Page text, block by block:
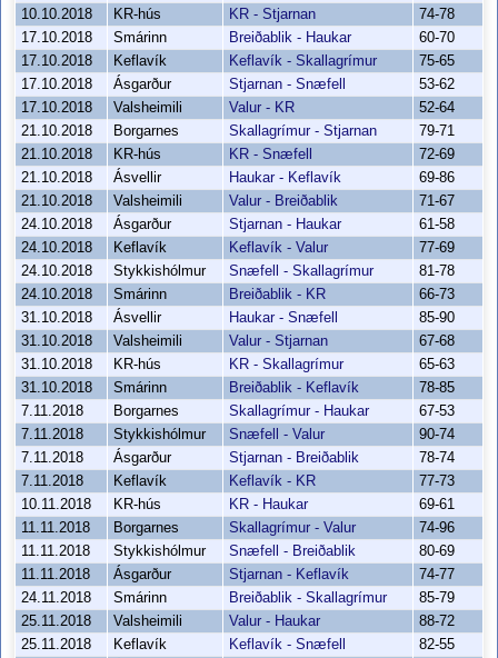
10.10.2018
KR-hús KR - Stjarnan
74-78
17.10.2018
Smárinn Breiðablik - Haukar
60-70
17.10.2018
Keflavík Keflavík - Skallagrímur
75-65
17.10.2018
Ásgarður Stjarnan - Snæfell
53-62
17.10.2018
Valsheimili Valur - KR
52-64
21.10.2018
Borgarnes Skallagrímur - Stjarnan
79-71
21.10.2018
KR-hús KR - Snæfell
72-69
21.10.2018
Ásvellir Haukar - Keflavík
69-86
21.10.2018
Valsheimili Valur - Breiðablik
71-67
24.10.2018
Ásgarður Stjarnan - Haukar
61-58
24.10.2018
Keflavík Keflavík - Valur
77-69
24.10.2018
Stykkishólmur Snæfell - Skallagrímur
81-78
24.10.2018
Smárinn Breiðablik - KR
66-73
31.10.2018
Ásvellir Haukar - Snæfell
85-90
31.10.2018
Valsheimili Valur - Stjarnan
67-68
31.10.2018
KR-hús KR - Skallagrímur
65-63
31.10.2018
Smárinn Breiðablik - Keflavík
78-85
7.11.2018
Borgarnes Skallagrímur - Haukar
67-53
7.11.2018
Stykkishólmur Snæfell - Valur
90-74
7.11.2018
Ásgarður Stjarnan - Breiðablik
78-74
7.11.2018
Keflavík Keflavík - KR
77-73
10.11.2018
KR-hús KR - Haukar
69-61
11.11.2018
Borgarnes Skallagrímur - Valur
74-96
11.11.2018
Stykkishólmur Snæfell - Breiðablik
80-69
11.11.2018
Ásgarður Stjarnan - Keflavík
74-77
24.11.2018
Smárinn Breiðablik - Skallagrímur
85-79
25.11.2018
Valsheimili Valur - Haukar
88-72
25.11.2018
Keflavík Keflavík - Snæfell
82-55